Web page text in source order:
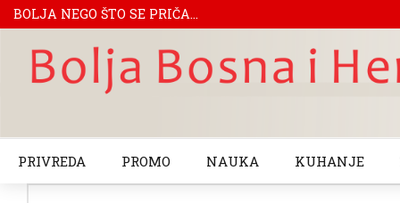
BOLJA NEGO ŠTO SE PRIČA...
PRIVREDA PROMO NAUKA KUHANJE